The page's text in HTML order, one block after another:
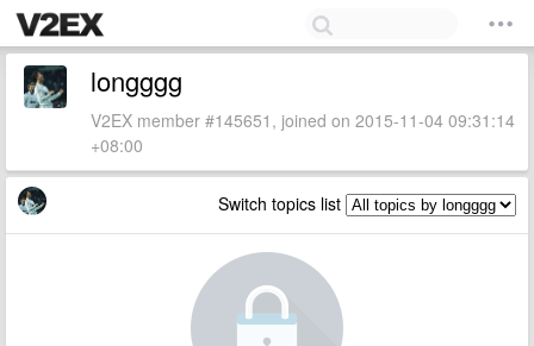
longggg
V2EX member #145651, joined on 2015-11-04 09:31:14
+08:00
Switch topics list